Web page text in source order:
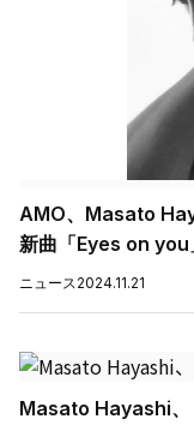
AMO、Masato
新曲「Eyes on you
ニュース2024.11.21
Masato Hayashi、